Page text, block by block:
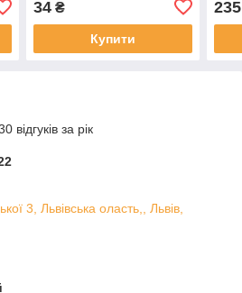
34₴
Купити
235
відгуків за рік
3, Львівська оласть,, Львів,